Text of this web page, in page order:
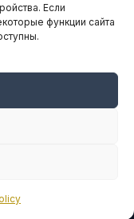
Если
функции сайта